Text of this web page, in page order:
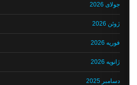
جولای 2026
ژوئن 2026
فوریه 2026
ژانویه 2026
دسامبر 2025